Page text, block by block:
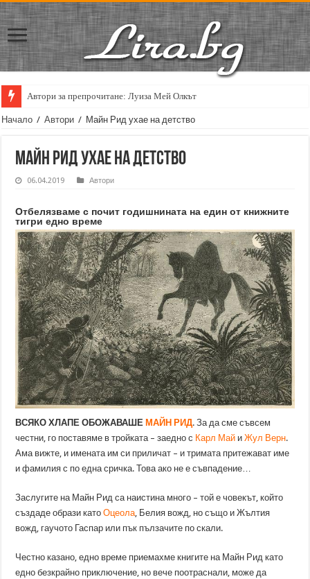
Автори за препрочитане: Луиза Мей Олкът
Кирил Кадийски: „Плачът на големия поет винаги е и сила, и
Начало / Автори / Майн Рид ухае на детство
Майн Рид ухае на детство
06.04.2019 Автори
Отбелязваме с почит годишнината на един от книжните
тигри едно време
ВСЯКО ХЛАПЕ ОБОЖАВАШЕ МАЙН РИД. За да сме съвсем
честни, го поставяме в тройката – заедно с Карл Май иЖул Верн.
Ама вижте, и имената им си приличат – и тримата притежават име
и фамилия с по една сричка. Това ако не е съвпадение…
Заслугите на Майн Рид са наистина много – той е човекът, който
създаде образи катоОцеола, Белия вожд, но също и Жълтия
вожд, гаучото Гаспар или пък пълзачите по скали.
Честно казано, едно време приемахме книгите на Майн Рид като
едно безкрайно приключение, но вече поотраснали, може да